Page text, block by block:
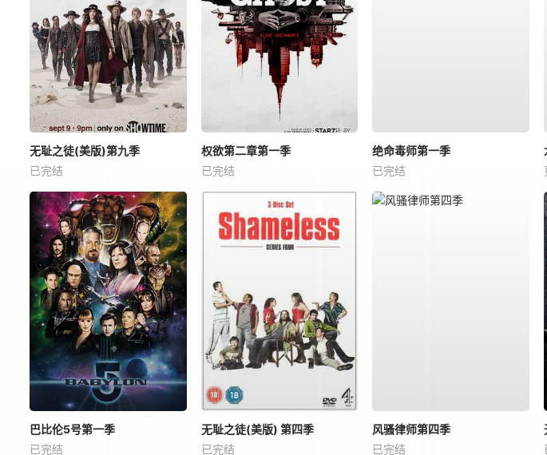
无耻之徒(美版)第九季
已完结
权欲第二章第一季
已完结
绝命毒师第一季
已完结
巴比伦5号第一季
已完结
无耻之徒(美版) 第四季
已完结
风骚律师第四季
已完结